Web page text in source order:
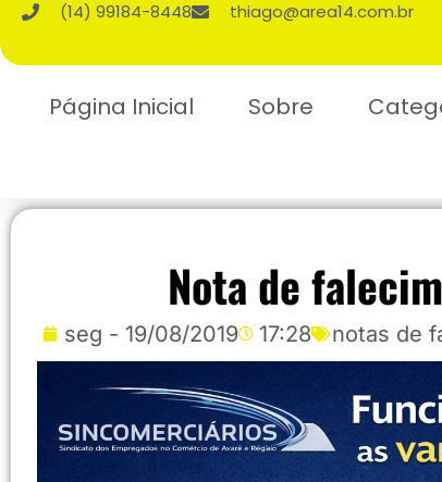
(14) 99184-8448 thiago@area14.com.br
Página Inicial Sobre
Nota de
seg - 19/08/2019 17:28 notas de